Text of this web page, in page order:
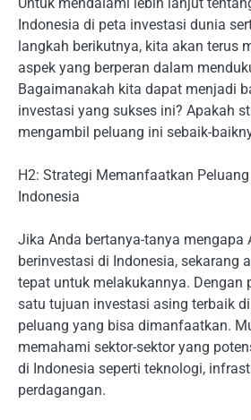
Indonesia di peta investasi dunia
langkah berikutnya, kita akan terus
aspek yang berperan dalam
Bagaimanakah kita dapat menjadi
investasi yang sukses ini? Apakah
mengambil peluang ini sebaik-
H2: Strategi Memanfaatkan
Indonesia
Jika Anda bertanya-tanya mengapa
berinvestasi di Indonesia, sekarang
tepat untuk melakukannya. Dengan
satu tujuan investasi asing terbaik
peluang yang bisa dimanfaatkan.
memahami sektor-sektor yang
di Indonesia seperti teknologi,
perdagangan.